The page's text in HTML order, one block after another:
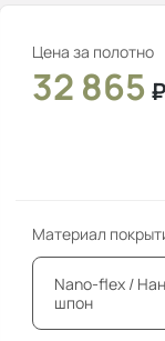
Цена за полотно
32 865 ₽
Материал
Nano-flex /
шпон